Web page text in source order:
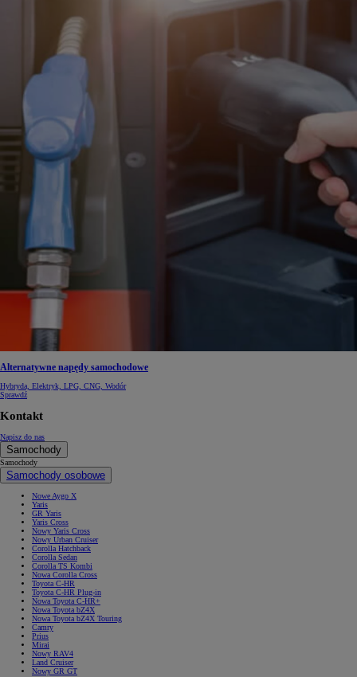
Alternatywne napędy samochodowe
Hybryda, Elektryk, LPG, CNG, Wodór
Sprawdź
Kontakt
Napisz do nas
Samochody
Samochody
Samochody osobowe
Nowe Aygo X
Yaris
GR Yaris
Yaris Cross
Nowy Yaris Cross
Nowy Urban Cruiser
Corolla Hatchback
Corolla Sedan
Corolla TS Kombi
Nowa Corolla Cross
Toyota C-HR
Toyota C-HR Plug-in
Nowa Toyota C-HR+
Nowa Toyota bZ4X
Nowa Toyota bZ4X Touring
Camry
Prius
Mirai
Nowy RAV4
Land Cruiser
Nowy GR GT